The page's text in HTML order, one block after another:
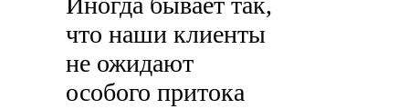
что наши клиенты
не ожидают
особого притока